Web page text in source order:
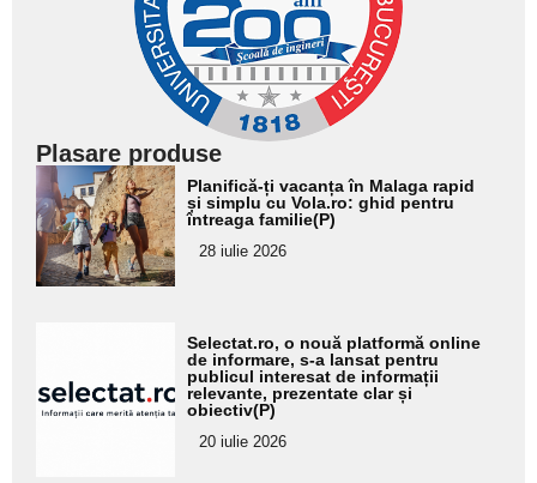
Plasare produse
Adaugă
aici textul
pentru
subtitlu
Planifică-ți vacanța în Malaga rapid
și simplu cu Vola.ro: ghid pentru
întreaga familie(P)
28 iulie 2026
pentru
subtitlu
Selectat.ro, o nouă platformă online
de informare, s-a lansat pentru
publicul interesat de informații
relevante, prezentate clar și
obiectiv(P)
20 iulie 2026